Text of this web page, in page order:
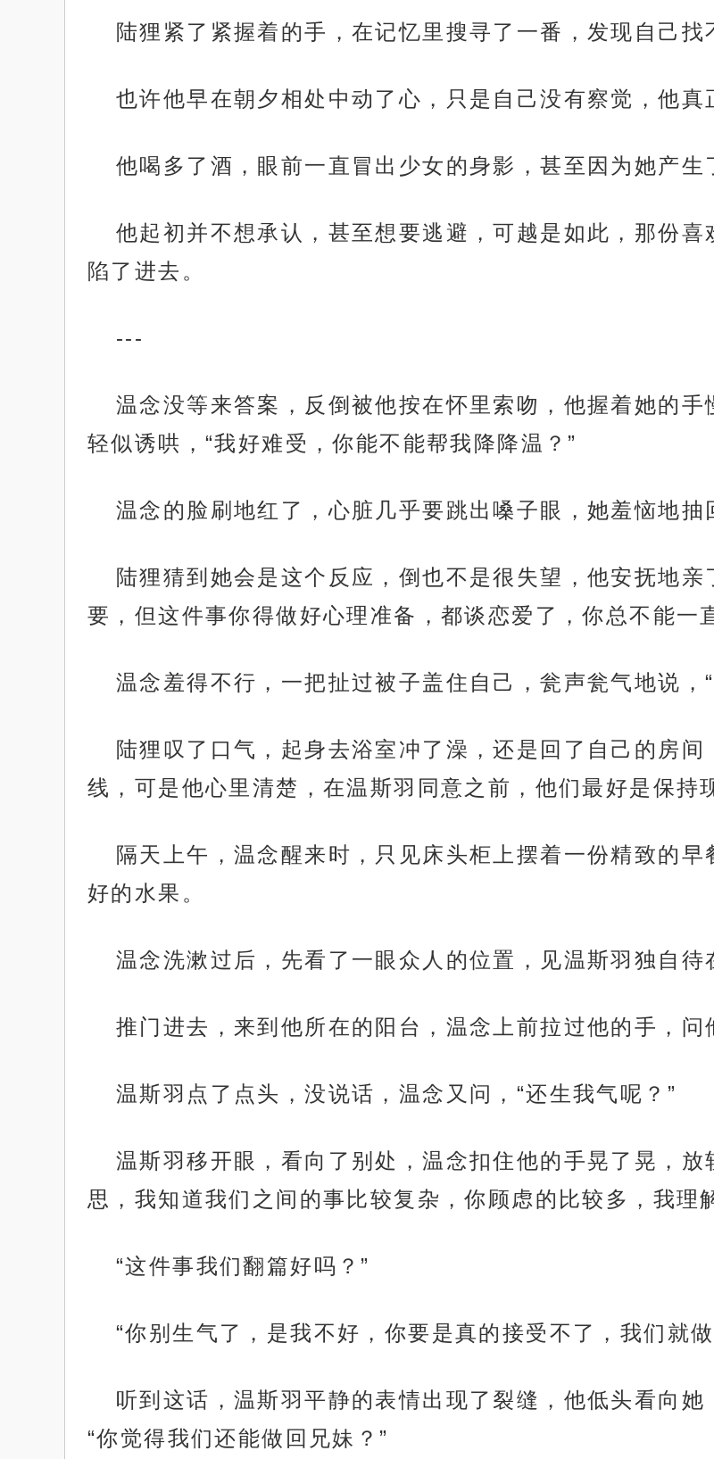
陆狸紧了紧握着的手，在记忆里搜寻了一番，发现自己找
也许他早在朝夕相处中动了心，只是自己没有察觉，他真
他喝多了酒，眼前一直冒出少女的身影，甚至因为她产生
他起初并不想承认，甚至想要逃避，可越是如此，那份
陷了进去。
---
温念没等来答案，反倒被他按在怀里索吻，他握着她的
轻似诱哄，“我好难受，你能不能帮我降降温？”
温念的脸刷地红了，心脏几乎要跳出嗓子眼，她羞恼地抽
陆狸猜到她会是这个反应，倒也不是很失望，他安抚地
要，但这件事你得做好心理准备，都谈恋爱了，你总不能一
温念羞得不行，一把扯过被子盖住自己，瓮声瓮气地说，
陆狸叹了口气，起身去浴室冲了澡，还是回了自己的房
线，可是他心里清楚，在温斯羽同意之前，他们最好是保持
隔天上午，温念醒来时，只见床头柜上摆着一份精致的
好的水果。
温念洗漱过后，先看了一眼众人的位置，见温斯羽独自待
推门进去，来到他所在的阳台，温念上前拉过他的手，问
温斯羽点了点头，没说话，温念又问，“还生我气呢？”
温斯羽移开眼，看向了别处，温念扣住他的手晃了晃，放
思，我知道我们之间的事比较复杂，你顾虑的比较多，我理
“这件事我们翻篇好吗？”
“你别生气了，是我不好，你要是真的接受不了，我们就
听到这话，温斯羽平静的表情出现了裂缝，他低头看向她
“你觉得我们还能做回兄妹？”